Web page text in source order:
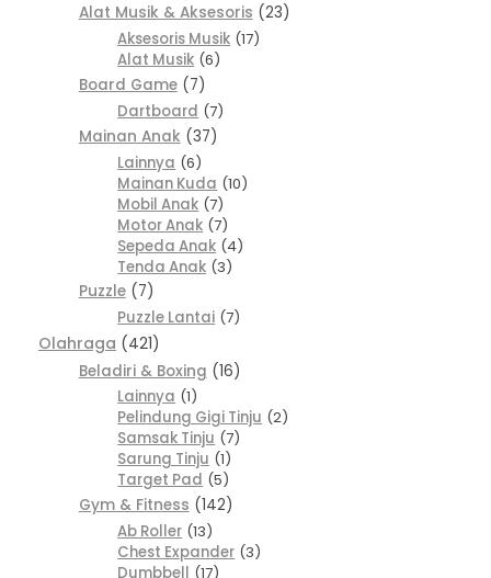
Alat Musik & Aksesoris
23
Aksesoris Musik 17
Alat Musik 6
Board Game
7
Dartboard 7
Mainan Anak
37
Lainnya 6
Mainan Kuda 10
Mobil Anak 7
Motor Anak 7
Sepeda Anak 4
Tenda Anak 3
Puzzle
7
Puzzle Lantai 7
Olahraga 421
Beladiri & Boxing
16
Lainnya 1
Pelindung Gigi Tinju 2
Samsak Tinju 7
Sarung Tinju 1
Target Pad 5
Gym & Fitness
142
Ab Roller 13
Chest Expander 3
Dumbbell
17